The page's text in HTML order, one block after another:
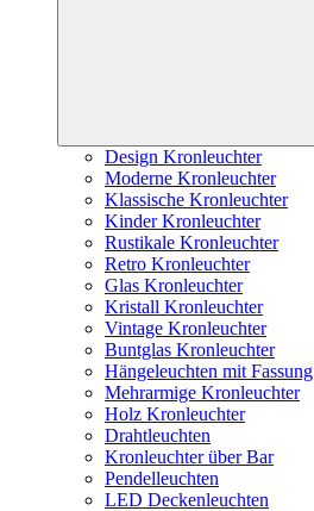
Design Kronleuchter
Moderne Kronleuchter
Klassische Kronleuchter
Kinder Kronleuchter
Rustikale Kronleuchter
Retro Kronleuchter
Glas Kronleuchter
Kristall Kronleuchter
Vintage Kronleuchter
Buntglas Kronleuchter
Hängeleuchten mit Fassung
Mehrarmige Kronleuchter
Holz Kronleuchter
Drahtleuchten
Kronleuchter über Bar
Pendelleuchten
LED Deckenleuchten